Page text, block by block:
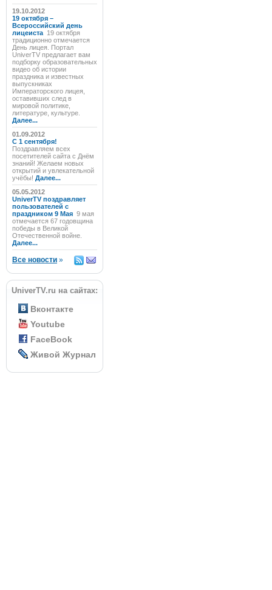
19.10.2012
19 октября –
Всероссийский день
лицеиста 19 октября
традиционно отмечается
День лицея. Портал
UniverTV предлагает вам
подборку образовательных
видео об истории
праздника и известных
выпускниках
Императорского лицея,
оставивших след в
мировой политике,
литературе, культуре.
Далее...
01.09.2012
C 1 сентября!
Поздравляем всех
посетителей сайта с Днём
знаний! Желаем новых
открытий и увлекательной
учёбы! Далее...
05.05.2012
UniverTV поздравляет
пользователей с
праздником 9 Мая 9 мая
отмечается 67 годовщина
победы в Великой
Отечественной войне.
Далее...
Все новости »
UniverTV.ru на сайтах:
Вконтакте
Youtube
FaceBook
Живой Журнал